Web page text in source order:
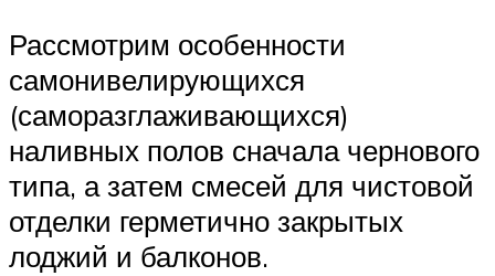
Рассмотрим особенности
самонивелирующихся
(саморазглаживающихся)
наливных полов сначала чернового
типа, а затем смесей для чистовой
отделки герметично закрытых
лоджий и балконов.